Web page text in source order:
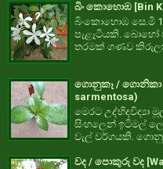
බිං කොහොඹ [Bin
බිංකොහොඹ සෙ.මි
පැළෑටියකි. බොහෝ
තරමක් ගණව
ගොනුකෑ / ගොනිකා
sarmentosa)
මෙරට උද්භිදවිද්‍යා
සිංහලෙන් ඉටිමල්
වැල් වර්ගයකි.
වද / පොකුරු වද